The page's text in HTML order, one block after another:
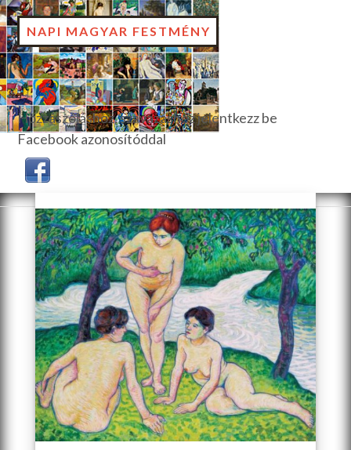
NAPI MAGYAR FESTMÉNY
Hozzászóláshoz, szavazáshoz jelentkezz be
Facebook azonosítóddal